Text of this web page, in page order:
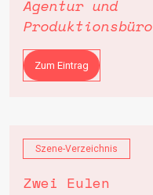
Agentur und
Produktionsbüro
Zum Eintrag
Szene-Verzeichnis
Zwei Eulen